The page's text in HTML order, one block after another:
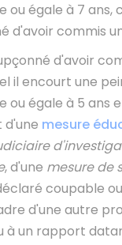
ou égale à 7 ans,
d'avoir commis
d'avoir
il encourt une
ou égale à 5 ans
d'une mesure
, d'une mesure de
coupable
d'une autre
à un rapport